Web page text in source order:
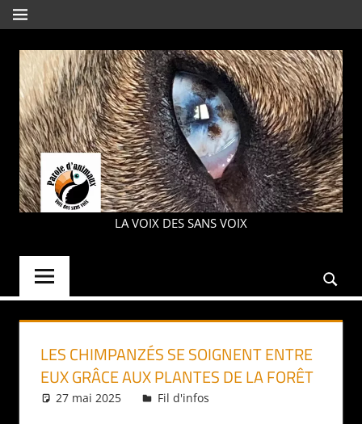
Aller
au
contenu
MENU
PAROLE
LA VOIX DES SANS VOIX
LES CHIMPANZÉS SE SOIGNENT ENTRE
EUX GRÂCE AUX PLANTES DE LA FORÊT
27 mai 2025 Daniel
Fil d'infos